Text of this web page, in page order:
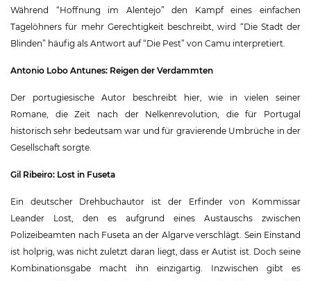
Während “Hoffnung im Alentejo” den Kampf eines einfachen
Tagelöhners für mehr Gerechtigkeit beschreibt, wird “Die Stadt der
Blinden” häufig als Antwort auf “Die Pest” von Camu interpretiert.
Antonio Lobo Antunes: Reigen der Verdammten
Der portugiesische Autor beschreibt hier, wie in vielen seiner
Romane, die Zeit nach der Nelkenrevolution, die für Portugal
historisch sehr bedeutsam war und für gravierende Umbrüche in der
Gesellschaft sorgte.
Gil Ribeiro: Lost in Fuseta
Ein deutscher Drehbuchautor ist der Erfinder von Kommissar
Leander Lost, den es aufgrund eines Austauschs zwischen
Polizeibeamten nach Fuseta an der Algarve verschlägt. Sein Einstand
ist holprig, was nicht zuletzt daran liegt, dass er Autist ist. Doch seine
Kombinationsgabe macht ihn einzigartig. Inzwischen gibt es